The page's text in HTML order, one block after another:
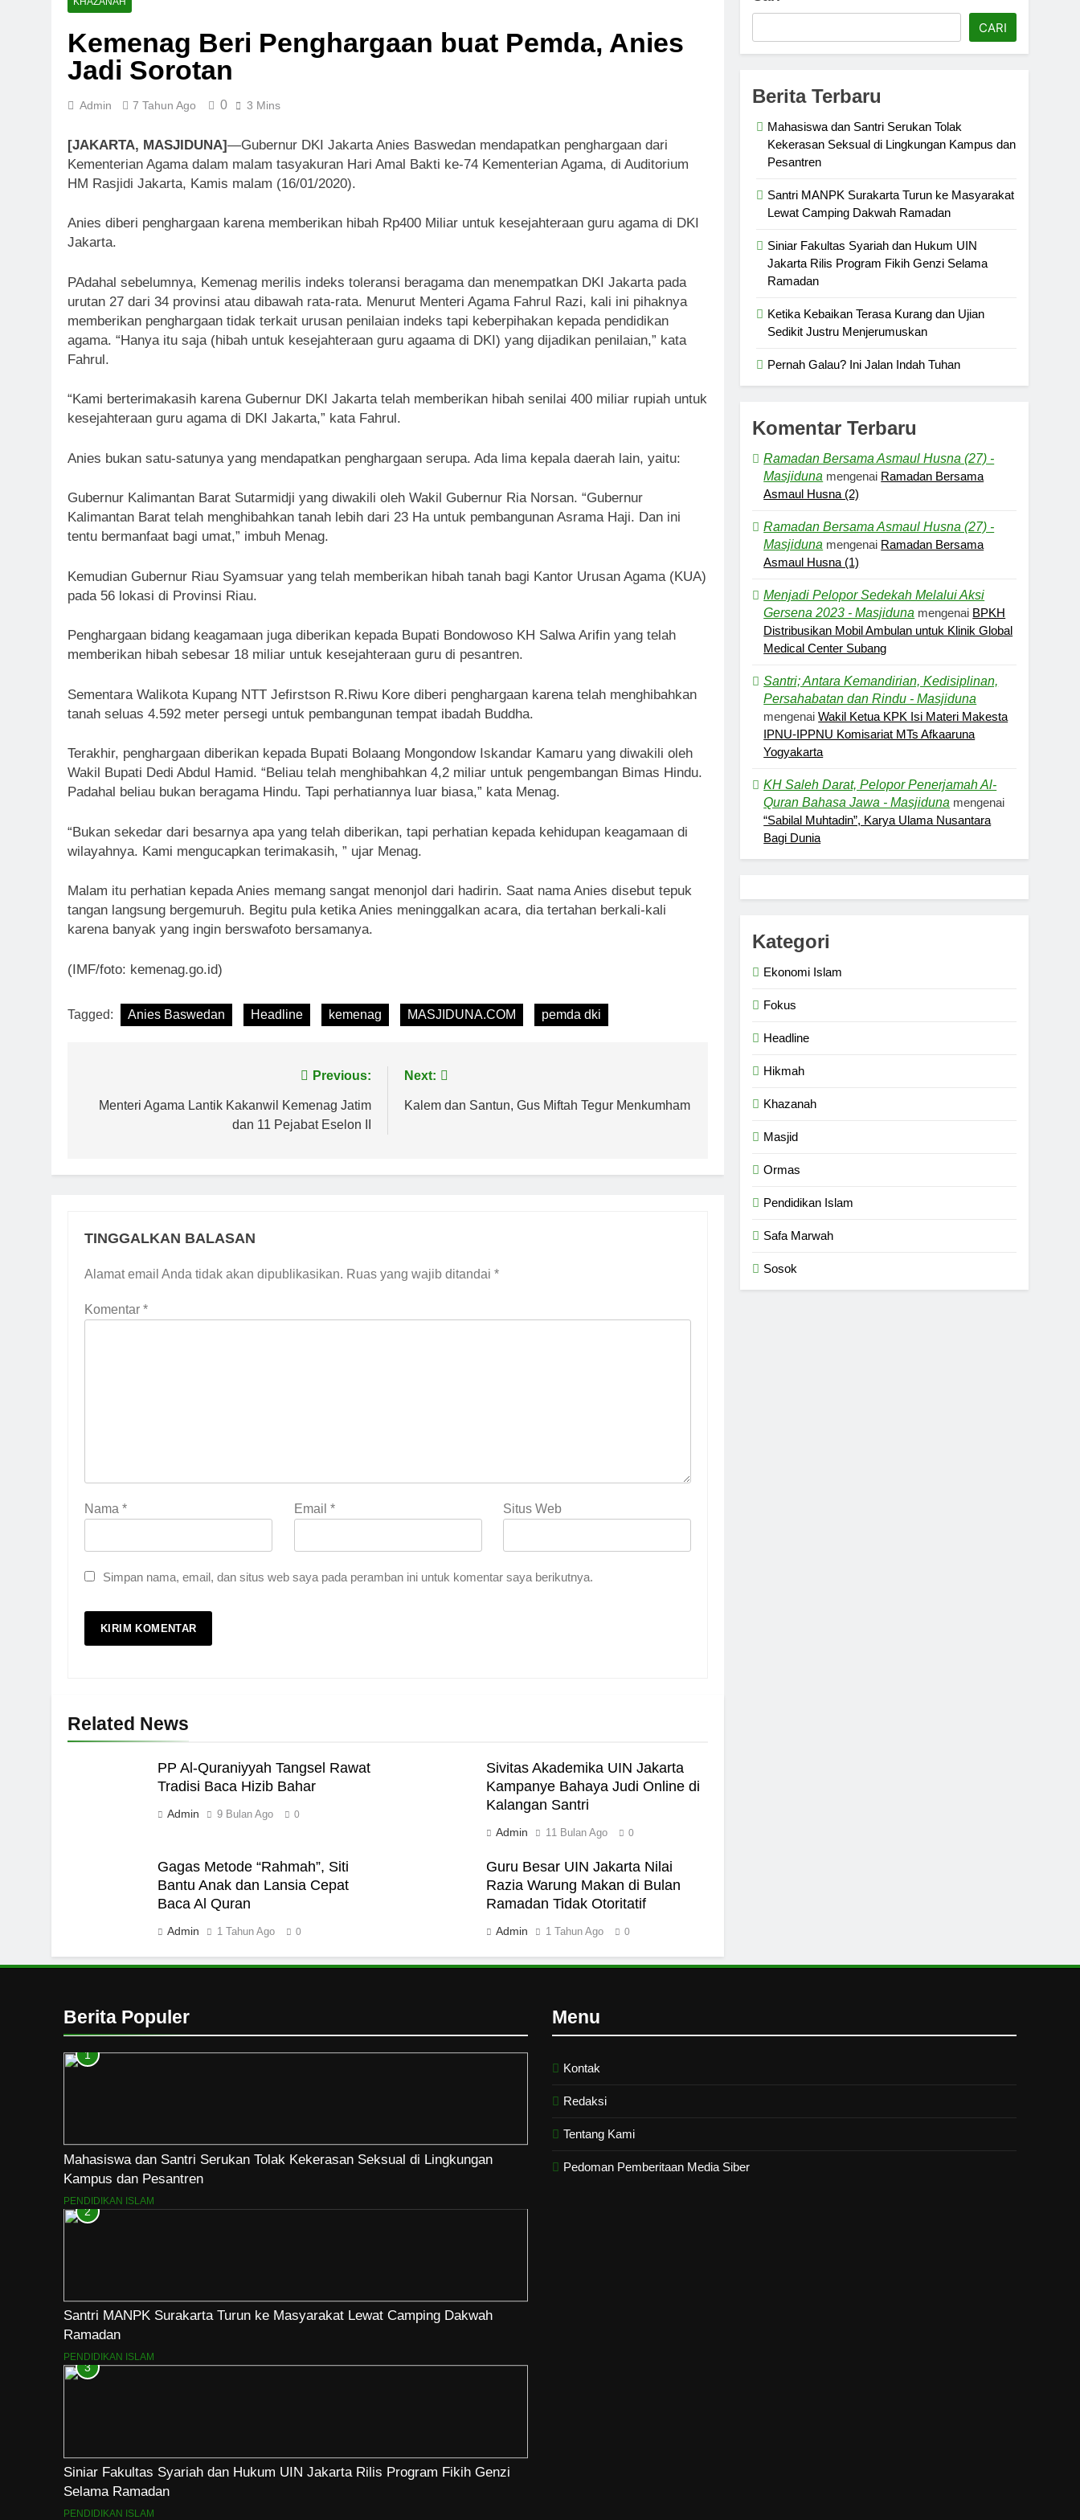
Pernah Galau? Ini Jalan Indah Tuhan
8 Bulan Ago
Ngopi Bareng; Romantisme Abadi
Kemenag Beri Penghargaan buat Pemda, Anies
Jadi Sorotan
Admin 7 Tahun Ago 0 3 Mins
[JAKARTA, MASJIDUNA]—Gubernur DKI Jakarta Anies Baswedan mendapatkan penghargaan dari
Kementerian Agama dalam malam tasyakuran Hari Amal Bakti ke-74 Kementerian Agama, di Auditorium
HM Rasjidi Jakarta, Kamis malam (16/01/2020).
Anies diberi penghargaan karena memberikan hibah Rp400 Miliar untuk kesejahteraan guru agama di DKI
Jakarta.
PAdahal sebelumnya, Kemenag merilis indeks toleransi beragama dan menempatkan DKI Jakarta pada
urutan 27 dari 34 provinsi atau dibawah rata-rata. Menurut Menteri Agama Fahrul Razi, kali ini pihaknya
memberikan penghargaan tidak terkait urusan penilaian indeks tapi keberpihakan kepada pendidikan
agama. “Hanya itu saja (hibah untuk kesejahteraan guru agaama di DKI) yang dijadikan penilaian,” kata
Fahrul.
“Kami berterimakasih karena Gubernur DKI Jakarta telah memberikan hibah senilai 400 miliar rupiah untuk
kesejahteraan guru agama di DKI Jakarta,” kata Fahrul.
Anies bukan satu-satunya yang mendapatkan penghargaan serupa. Ada lima kepala daerah lain, yaitu:
Gubernur Kalimantan Barat Sutarmidji yang diwakili oleh Wakil Gubernur Ria Norsan. “Gubernur
Kalimantan Barat telah menghibahkan tanah lebih dari 23 Ha untuk pembangunan Asrama Haji. Dan ini
tentu bermanfaat bagi umat,” imbuh Menag.
Kemudian Gubernur Riau Syamsuar yang telah memberikan hibah tanah bagi Kantor Urusan Agama (KUA)
pada 56 lokasi di Provinsi Riau.
Penghargaan bidang keagamaan juga diberikan kepada Bupati Bondowoso KH Salwa Arifin yang telah
memberikan hibah sebesar 18 miliar untuk kesejahteraan guru di pesantren.
Sementara Walikota Kupang NTT Jefirstson R.Riwu Kore diberi penghargaan karena telah menghibahkan
tanah seluas 4.592 meter persegi untuk pembangunan tempat ibadah Buddha.
Terakhir, penghargaan diberikan kepada Bupati Bolaang Mongondow Iskandar Kamaru yang diwakili oleh
Wakil Bupati Dedi Abdul Hamid. “Beliau telah menghibahkan 4,2 miliar untuk pengembangan Bimas Hindu.
Padahal beliau bukan beragama Hindu. Tapi perhatiannya luar biasa,” kata Menag.
“Bukan sekedar dari besarnya apa yang telah diberikan, tapi perhatian kepada kehidupan keagamaan di
wilayahnya. Kami mengucapkan terimakasih, ” ujar Menag.
Malam itu perhatian kepada Anies memang sangat menonjol dari hadirin. Saat nama Anies disebut tepuk
tangan langsung bergemuruh. Begitu pula ketika Anies meninggalkan acara, dia tertahan berkali-kali
karena banyak yang ingin berswafoto bersamanya.
(IMF/foto: kemenag.go.id)
Tagged: Anies Baswedan Headline kemenag MASJIDUNA.COM pemda dki
pos
Previous:
Menteri Agama Lantik Kakanwil Kemenag Jatim
dan 11 Pejabat Eselon II
Next:
Kalem dan Santun, Gus Miftah Tegur Menkumham
TINGGALKAN BALASAN
Alamat email Anda tidak akan dipublikasikan. Ruas yang wajib ditandai *
Komentar *
Nama * Email * Situs Web
Simpan nama, email, dan situs web saya pada peramban ini untuk komentar saya berikutnya.
Related News
PP Al-Quraniyyah Tangsel Rawat
Tradisi Baca Hizib Bahar
Admin 9 Bulan Ago 0
Sivitas Akademika UIN Jakarta
Kampanye Bahaya Judi Online di
Kalangan Santri
Admin 11 Bulan Ago 0
Gagas Metode “Rahmah”, Siti
Bantu Anak dan Lansia Cepat
Baca Al Quran
Admin 1 Tahun Ago 0
Guru Besar UIN Jakarta Nilai
Razia Warung Makan di Bulan
Ramadan Tidak Otoritatif
Admin 1 Tahun Ago 0
CARI
Berita Terbaru
Mahasiswa dan Santri Serukan Tolak
Kekerasan Seksual di Lingkungan Kampus dan
Pesantren
Santri MANPK Surakarta Turun ke Masyarakat
Lewat Camping Dakwah Ramadan
Siniar Fakultas Syariah dan Hukum UIN
Jakarta Rilis Program Fikih Genzi Selama
Ramadan
Ketika Kebaikan Terasa Kurang dan Ujian
Sedikit Justru Menjerumuskan
Pernah Galau? Ini Jalan Indah Tuhan
Komentar Terbaru
Ramadan Bersama Asmaul Husna (27) -
Masjiduna mengenai Ramadan Bersama
Asmaul Husna (2)
Ramadan Bersama Asmaul Husna (27) -
Masjiduna mengenai Ramadan Bersama
Asmaul Husna (1)
Menjadi Pelopor Sedekah Melalui Aksi
Gersena 2023 - Masjiduna mengenai BPKH
Distribusikan Mobil Ambulan untuk Klinik Global
Medical Center Subang
Santri; Antara Kemandirian, Kedisiplinan,
Persahabatan dan Rindu - Masjiduna
mengenaiWakil Ketua KPK Isi Materi Makesta
IPNU-IPPNU Komisariat MTs Afkaaruna
Yogyakarta
KH Saleh Darat, Pelopor Penerjamah Al-
Quran Bahasa Jawa - Masjiduna mengenai
“Sabilal Muhtadin”, Karya Ulama Nusantara
Bagi Dunia
Kategori
Ekonomi Islam
Fokus
Headline
Hikmah
Khazanah
Masjid
Ormas
Pendidikan Islam
Safa Marwah
Sosok
Berita Populer
1
Mahasiswa dan Santri Serukan Tolak Kekerasan Seksual di Lingkungan
Kampus dan Pesantren
PENDIDIKAN ISLAM
2
Santri MANPK Surakarta Turun ke Masyarakat Lewat Camping Dakwah
Ramadan
PENDIDIKAN ISLAM
3
Siniar Fakultas Syariah dan Hukum UIN Jakarta Rilis Program Fikih Genzi
Selama Ramadan
PENDIDIKAN ISLAM
Menu
Kontak
Redaksi
Tentang Kami
Pedoman Pemberitaan Media Siber